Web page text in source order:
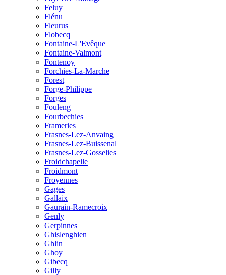
Feluy
Flénu
Fleurus
Flobecq
Fontaine-L'Evêque
Fontaine-Valmont
Fontenoy
Forchies-La-Marche
Forest
Forge-Philippe
Forges
Fouleng
Fourbechies
Frameries
Frasnes-Lez-Anvaing
Frasnes-Lez-Buissenal
Frasnes-Lez-Gosselies
Froidchapelle
Froidmont
Froyennes
Gages
Gallaix
Gaurain-Ramecroix
Genly
Gerpinnes
Ghislenghien
Ghlin
Ghoy
Gibecq
Gilly